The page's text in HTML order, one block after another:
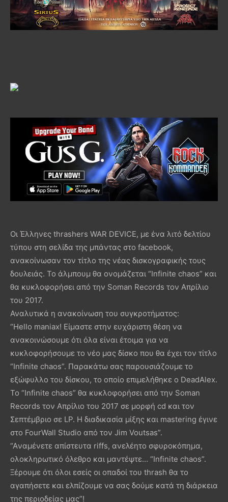
Οι Έλληνες thrashers WAR DEVICE, με ένα λιτό δελτίου
τύπου στη σελίδα της μπάντας στο facebook,
ανακοίνωσαν τον τίτλο της νέας δισκογραφικής τους
δουλειάς. Το άλμπουμ θα ονομάζεται “Infinite chaos” και
θα κυκλοφορήσει από την Soman Records τον Απρίλιο
του 2017.
Αναλυτικά η ανακοίνωση του συγκροτήματος:
“Hello maniax! Είμαστε στην ευχάριστη θέση να
ανακοινώσουμε ότι όλα είναι έτοιμα για να
κυκλοφορήσουμε το νέο μας δίσκο που θα έχει τον τίτλο
“Infinite chaos”. Παρακάτω σας παρουσιάζουμε το
εξώφυλλο του δίσκου, το οποίο επιμελήθηκε ο DeadAlex.
Το “Infinite chaos” θα κυκλοφορήσει από την Soman
Records τον Απρίλιο του 2017 σε μορφή cd και τον
Σεπτέμβριο σε LP. Η διαδικασία μίξης και mastering έγινε
στο FourWall Studio από τον Jim Voutsas”.
“Aναμένετε απίστευτα riffs, ανελέητο σφυροκόπημα,
ολοκληρωτικό όλεθρο και μαντέψτε… “Infinite chaos”.
Ξέρουμε ότι όλοι εσείς οι οπαδοί του thrash θα το
αγαπήσετε και ελπίζουμε να σας δούμε κατά τη διάρκεια
της περιοδείας μας”!